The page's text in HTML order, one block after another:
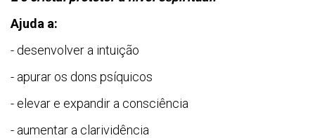
Ajuda a:
- desenvolver a intuição
- apurar os dons psíquicos
- elevar e expandir a consciência
- aumentar a clarividência